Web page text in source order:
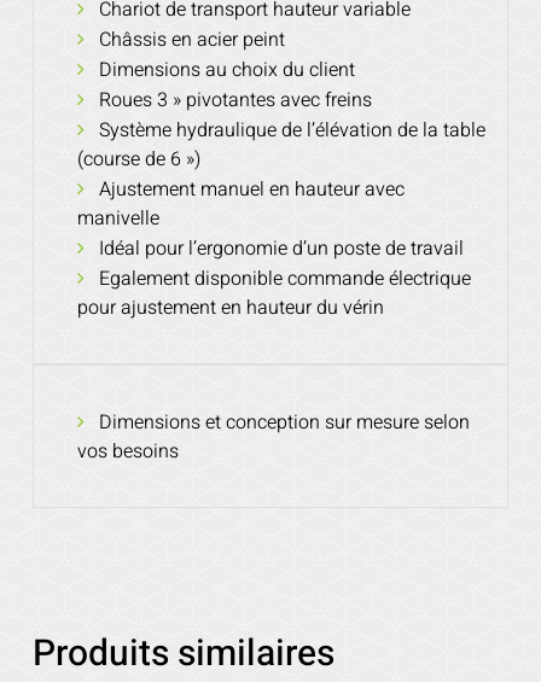
Chariot de transport hauteur variable
Châssis en acier peint
Dimensions au choix du client
Roues 3 » pivotantes avec freins
Système hydraulique de l’élévation de la table
(course de 6 »)
Ajustement manuel en hauteur avec
manivelle
Idéal pour l’ergonomie d’un poste de travail
Egalement disponible commande électrique
pour ajustement en hauteur du vérin
Dimensions et conception sur mesure selon
vos besoins
Produits similaires